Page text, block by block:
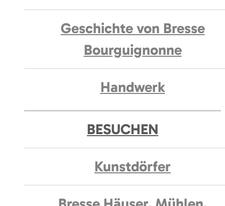
Geschichte von Bresse
Bourguignonne
Handwerk
BESUCHEN
Kunstdörfer